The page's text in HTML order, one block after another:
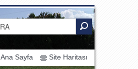
Ana Sayfa Site Haritası